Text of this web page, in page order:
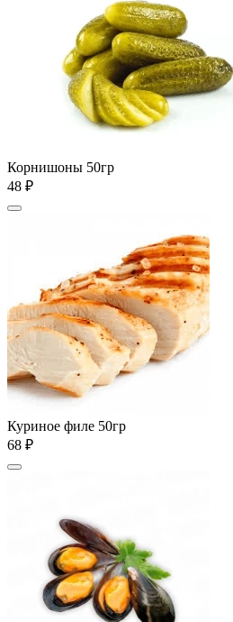
Корнишоны 50гр
48 ₽
Куриное филе 50гр
68 ₽